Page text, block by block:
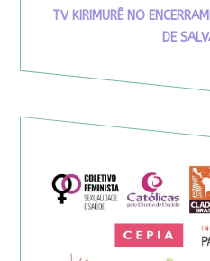
TV KIRIMURÊ NO
DE